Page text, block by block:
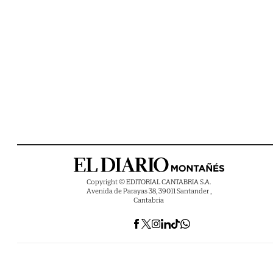
Copyright © EDITORIAL CANTABRIA S.A.
Avenida de Parayas 38, 39011 Santander ,
Cantabria